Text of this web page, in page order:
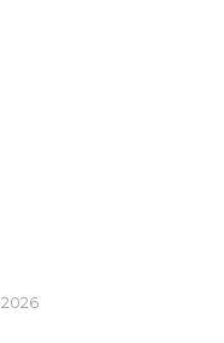
2026